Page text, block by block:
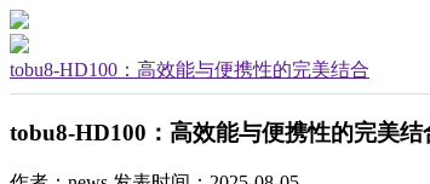
tobu8-HD100：高效能与便携性的完美结合
tobu8-HD100：高效能与便携性的完美结